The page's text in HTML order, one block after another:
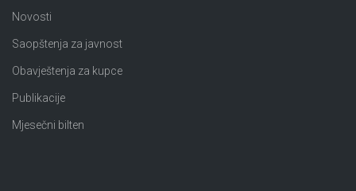
Novosti
Saopštenja za javnost
Obavještenja za kupce
Publikacije
Mjesečni bilten